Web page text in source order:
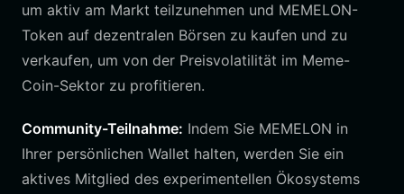
um aktiv am Markt teilzunehmen und MEMELON-
Token auf dezentralen Börsen zu kaufen und zu
verkaufen, um von der Preisvolatilität im Meme-
Coin-Sektor zu profitieren.
Community-Teilnahme: Indem Sie MEMELON in
Ihrer persönlichen Wallet halten, werden Sie ein
aktives Mitglied des experimentellen Ökosystems